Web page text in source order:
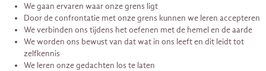
We gaan ervaren waar onze grens ligt
Door de confrontatie met onze grens kunnen we leren accepteren
We verbinden ons tijdens het oefenen met de hemel en de aarde
We worden ons bewust van dat wat in ons leeft en dit leidt tot
zelfkennis
We leren onze gedachten los te laten